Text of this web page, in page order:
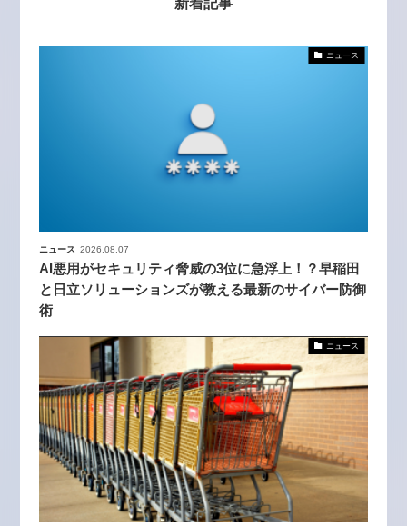
ニュース
ニュース 2026.08.07
AI悪用がセキュリティ脅威の3位に急浮上！？早稲田
と日立ソリューションズが教える最新のサイバー防御
術
ニュース